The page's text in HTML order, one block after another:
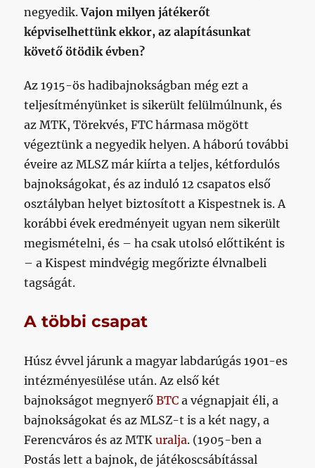
negyedik.Vajon milyen játékerőt
képviselhettünk ekkor, az alapításunkat
követő ötödik évben?
Az 1915-ös hadibajnokságban még ezt a
teljesítményünket is sikerült felülmúlnunk, és
az MTK, Törekvés, FTC hármasa mögött
végeztünk a negyedik helyen. A háború további
éveire az MLSZ már kiírta a teljes, kétfordulós
bajnokságokat, és az induló 12 csapatos első
osztályban helyet biztosított a Kispestnek is. A
korábbi évek eredményeit ugyan nem sikerült
megismételni, és – ha csak utolsó előttiként is
– a Kispest mindvégig megőrizte élvnalbeli
tagságát.
A többi csapat
Húsz évvel járunk a magyar labdarúgás 1901-es
intézményesülése után. Az első két
bajnokságot megnyerőBTC a végnapjait éli, a
bajnokságokat és az MLSZ-t is a két nagy, a
Ferencváros és az MTKuralja. (1905-ben a
Postás lett a bajnok, de játékoscsábítással